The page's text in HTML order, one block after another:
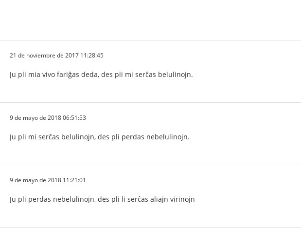
21 de noviembre de 2017 11:28:45
Ju pli mia vivo fariĝas deda, des pli mi serĉas belulinojn.
9 de mayo de 2018 06:51:53
Ju pli mi serĉas belulinojn, des pli perdas nebelulinojn.
9 de mayo de 2018 11:21:01
Ju pli perdas nebelulinojn, des pli li serĉas aliajn virinojn